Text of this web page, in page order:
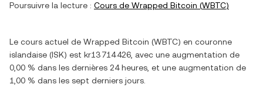
Poursuivre la lecture : Cours de Wrapped Bitcoin (WBTC)
Le cours actuel de Wrapped Bitcoin (WBTC) en couronne
islandaise (ISK) est kr13 714 426 , avec une augmentation de
0,00 % dans les dernières 24 heures, et une augmentation de
1,00 % dans les sept derniers jours.